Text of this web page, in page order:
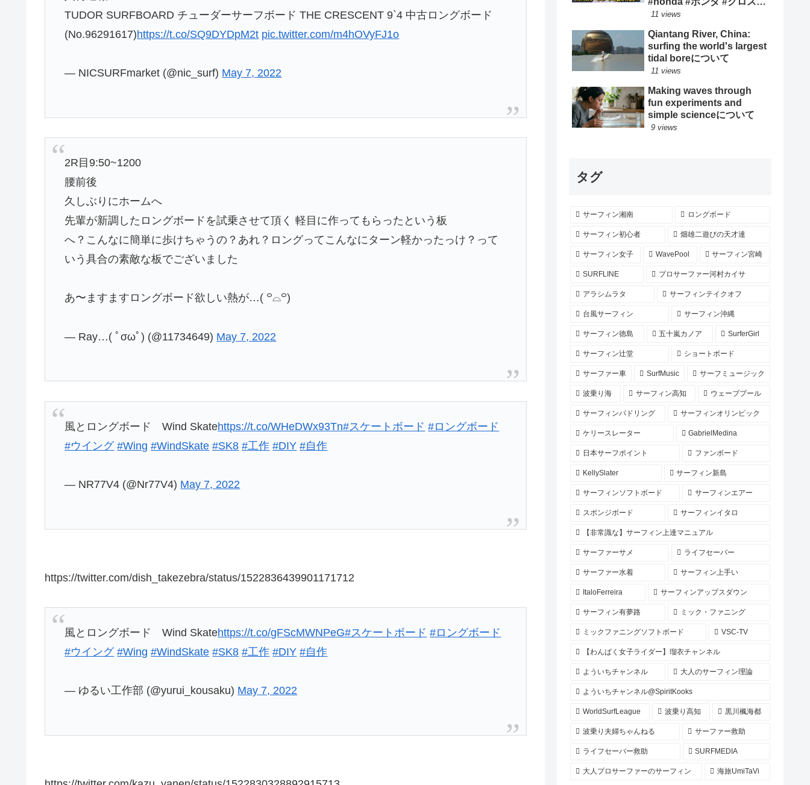
TUDOR SURFBOARD チューダーサーフボード THE CRESCENT 9`4 中古ロングボード
(No.96291617)https://t.co/SQ9DYDpM2t pic.twitter.com/m4hOVyFJ1o
— NICSURFmarket (@nic_surf) May 7, 2022
2R目9:50~1200
腰前後
久しぶりにホームへ
先輩が新調したロングボードを試乗させて頂く 軽目に作ってもらったという板
へ？こんなに簡単に歩けちゃうの？あれ？ロングってこんなにターン軽かったっけ？って
いう具合の素敵な板でございました
あ〜ますますロングボード欲しい熱が…( ꒪⌓꒪)
— Ray…( ﾟσωﾟ) (@11734649) May 7, 2022
風とロングボード Wind Skatehttps://t.co/WHeDWx93Tn#スケートボード #ロングボード
#ウイング #Wing #WindSkate #SK8 #工作 #DIY #自作
— NR77V4 (@Nr77V4) May 7, 2022
https://twitter.com/dish_takezebra/status/1522836439901171712
風とロングボード Wind Skatehttps://t.co/gFScMWNPeG#スケートボード #ロングボード
#ウイング #Wing #WindSkate #SK8 #工作 #DIY #自作
— ゆるい工作部 (@yurui_kousaku) May 7, 2022
ー #car #freed #フリード #
ード
11 views
Qiantang River, China:
surfing the world's largest
tidal boreについて
11 views
Making waves through
fun experiments and
simple scienceについて
9 views
タグ
サーフィン湘南 ロングボード
サーフィン初心者 畑雄二遊びの天才達
サーフィン女子 WavePool サーフィン宮崎
SURFLINE プロサーファー河村カイサ
アラシムラタ サーフィンテイクオフ
台風サーフィン サーフィン沖縄
サーフィン徳島 五十嵐カノア SurferGirl
サーフィン辻堂 ショートボード
サーファー車 SurfMusic サーフミュージック
波乗り海 サーフィン高知 ウェーブプール
サーフィンパドリング サーフィンオリンピック
ケリースレーター GabrielMedina
日本サーフポイント ファンボード
KellySlater サーフィン新島
サーフィンソフトボード サーフィンエアー
スポンジボード サーフィンイタロ
【非常識な】サーフィン上達マニュアル
サーファーサメ ライフセーバー
サーファー水着 サーフィン上手い
ItaloFerreira サーフィンアップスダウン
サーフィン有夢路 ミック・ファニング
ミックファニングソフトボード VSC-TV
【わんぱく女子ライダー】瑠衣チャンネル
よういちチャンネル 大人のサーフィン理論
よういちチャンネル@SpiritKooks
WorldSurfLeague 波乗り高知 黒川楓海都
波乗り夫婦ちゃんねる サーファー救助
ライフセーバー救助 SURFMEDIA
大人プロサーファーのサーフィン 海旅UmiTaVi